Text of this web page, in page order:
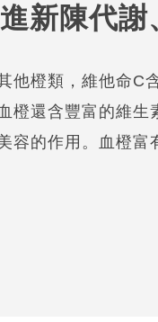
新陳代謝
他橙類，維他命C
橙還含豐富的維生
容的作用。血橙